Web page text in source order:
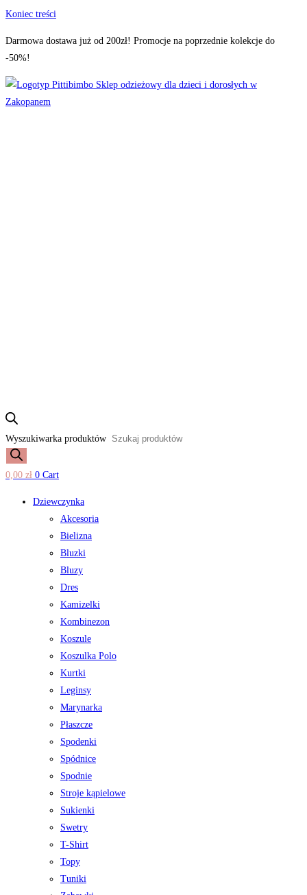
Koniec treści
Darmowa dostawa już od 200zł! Promocje na poprzednie kolekcje do
-50%!
Wyszukiwarka produktów
0,00 zł 0 Cart
Dziewczynka
Akcesoria
Bielizna
Bluzki
Bluzy
Dres
Kamizelki
Kombinezon
Koszule
Koszulka Polo
Kurtki
Leginsy
Marynarka
Płaszcze
Spodenki
Spódnice
Spodnie
Stroje kąpielowe
Sukienki
Swetry
T-Shirt
Topy
Tuniki